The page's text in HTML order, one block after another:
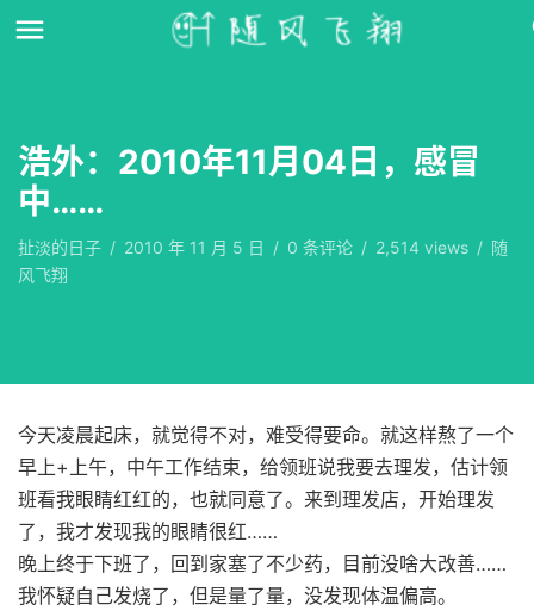
浩外：2010年11月04日，感冒
中……
扯淡的日子 / 2010 年 11 月 5 日 / 0 条评论 / 2,514 views / 随
风飞翔
今天凌晨起床，就觉得不对，难受得要命。就这样熬了一个
早上+上午，中午工作结束，给领班说我要去理发，估计领
班看我眼睛红红的，也就同意了。来到理发店，开始理发
了，我才发现我的眼睛很红……
晚上终于下班了，回到家塞了不少药，目前没啥大改善……
我怀疑自己发烧了，但是量了量，没发现体温偏高。